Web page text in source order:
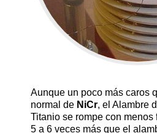
Aunque un poco más caros
normal de NiCr, el Alambre
Titanio se rompe con menos
5 a 6 veces más que el